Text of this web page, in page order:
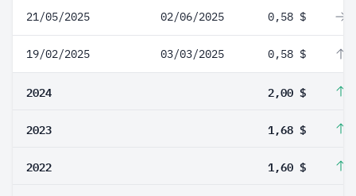
21/05/2025 02/06/2025 0,58 $
19/02/2025 03/03/2025 0,58 $
2024 2,00 $
2023 1,68 $
2022 1,60 $